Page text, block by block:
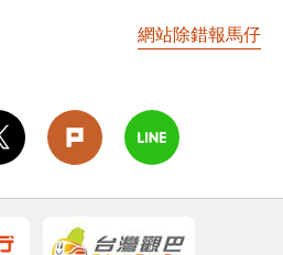
網站除錯報馬仔